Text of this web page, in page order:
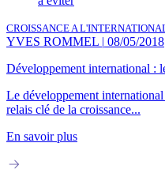
CROISSANCE A
YVES ROMMEL | 08/05/2018
Développement international :
Le développement
relais clé de la croissance...
En savoir plus